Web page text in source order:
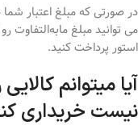
در صورتی که مبلغ اعتبار
می توانید مبلغ
استور پرداخت کنید.
آیا میتوانم
نیست خریداری